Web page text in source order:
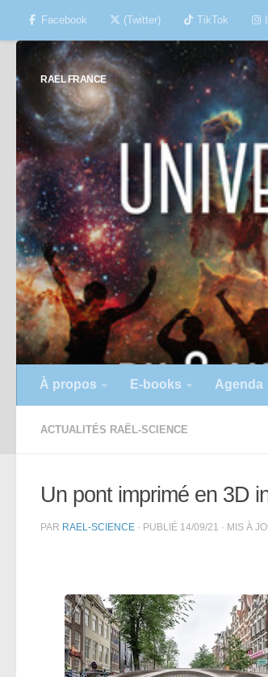
Skip to content
Facebook (Twitter) TikTok
RAËL FRANCE
À propos E-books Agenda
ACTUALITÉS RAËL-SCIENCE
Un pont imprimé en 3D
PAR RAEL-SCIENCE · PUBLIÉ 14/09/21 · MIS À